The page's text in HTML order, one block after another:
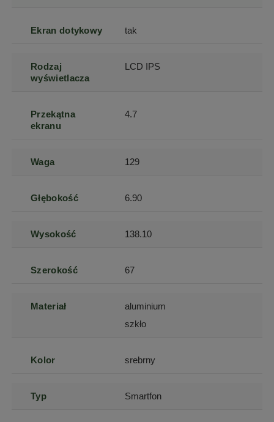
Ekran dotykowy tak
Rodzaj
wyświetlacza
LCD IPS
Przekątna
ekranu
4.7
Waga 129
Głębokość 6.90
Wysokość 138.10
Szerokość 67
Materiał
aluminium
szkło
Kolor srebrny
Typ Smartfon